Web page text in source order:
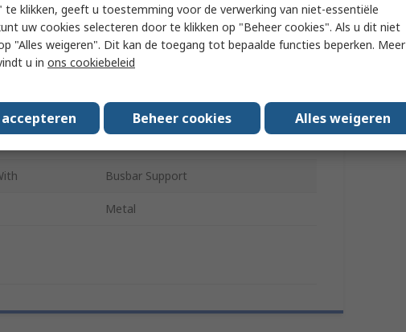
xEnergy Basic
Type Busbar Support
35mm
Busbar Support
Metal
te klikken, geeft u toestemming voor de verwerking van niet-essentiële
uw cookies selecteren door te klikken op "Beheer cookies". Als u dit niet
"Alles weigeren". Dit kan de toegang tot bepaalde functies beperken. Meer
u in ons cookiebeleid
Beheer cookies Alles weigeren